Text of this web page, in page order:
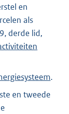
en
als
derde lid,
.
en tweede